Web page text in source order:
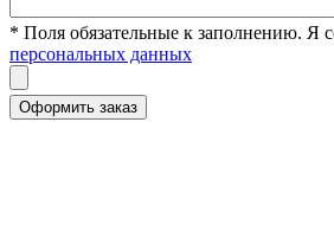
* Поля обязательные к заполнению. Я
персональных данных